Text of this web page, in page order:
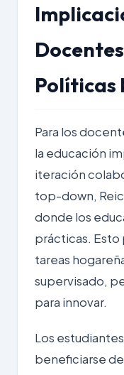
Políticas
Para los
la educación
iteración
top-down,
donde los
prácticas. Esto
tareas
supervisado,
para innovar.
Los
beneficiarse